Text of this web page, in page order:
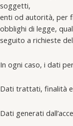
soggetti,
enti od autorità, per
obblighi di legge,
seguito a richieste
In ogni caso, i dati
Dati trattati, finalità
Dati generati